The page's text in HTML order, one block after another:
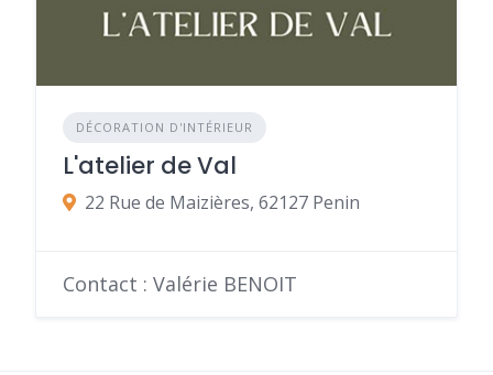
DÉCORATION D'INTÉRIEUR
L'atelier de Val
22 Rue de Maizières, 62127 Penin
Contact : Valérie BENOIT